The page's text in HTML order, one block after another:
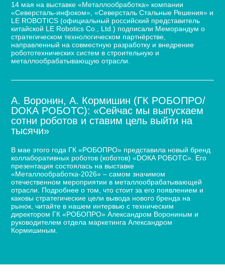
14 мая на выставке «Металлообработка» компании
«Северсталь-инфоком», «Северсталь Стальные Решения» и
LE ROBOTICS (официальный российский представитель
китайской LE Robotics Co., Ltd.) подписали Меморандум о
стратегическом технологическом партнёрстве,
направленный на совместную разработку и внедрение
робототехнических систем в строительную и
металлообрабатывающую отрасли.
А. Воронин, А. Кормишин (ГК РОБОПРО/
DOКА РОБОТС): «Сейчас мы выпускаем
сотни роботов и ставим цель выйти на
тысячи»
В мае этого года ГК «РОБОПРО» представила новый бренд
коллаборативных роботов (коботов) «DОКА РОБОТС». Его
презентация состоялась на выставке
«Металлообработка-2026» – самом значимом
отечественном мероприятии в металлообрабатывающей
отрасли. Подробнее о том, что стоит за его появлением и
каковы стратегические цели вывода нового бренда на
рынок, читайте в нашем интервью с техническим
директором ГК «РОБОПРО» Александром Ворониным и
руководителем отдела маркетинга Александром
Кормишиным.